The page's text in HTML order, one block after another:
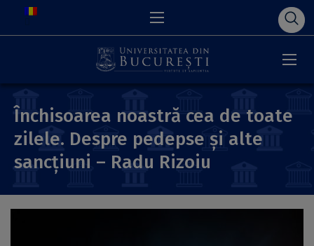
Închisoarea noastră cea de toate
zilele. Despre pedepse și alte
sancțiuni – Radu Rizoiu